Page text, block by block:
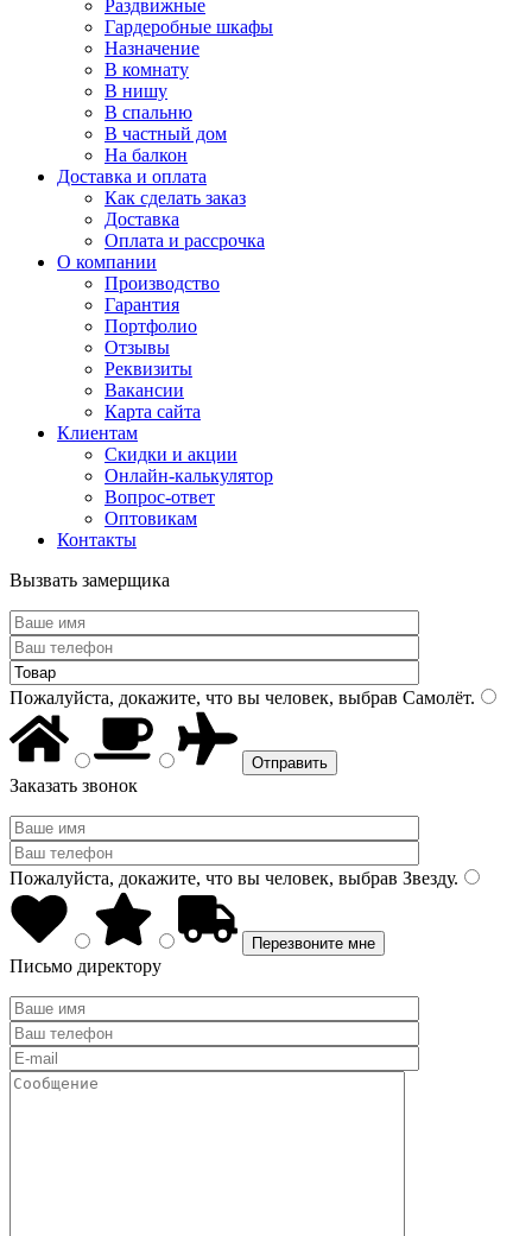
Раздвижные
Гардеробные шкафы
Назначение
В комнату
В нишу
В спальню
В частный дом
На балкон
Доставка и оплата
Как сделать заказ
Доставка
Оплата и рассрочка
О компании
Производство
Гарантия
Портфолио
Отзывы
Реквизиты
Вакансии
Карта сайта
Клиентам
Скидки и акции
Онлайн-калькулятор
Вопрос-ответ
Оптовикам
Контакты
Вызвать замерщика
Пожалуйста, докажите, что вы человек, выбрав Самолёт.
Заказать звонок
Пожалуйста, докажите, что вы человек, выбрав Звезду.
Письмо директору